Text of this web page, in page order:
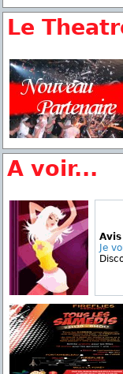
Le
A voir...
Je